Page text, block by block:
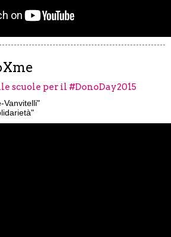
scuole per il #DonoDay2015
Vanvitelli"